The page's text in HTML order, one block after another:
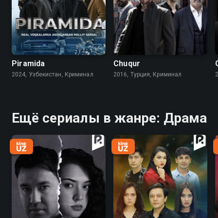
Piramida
2024, Узбекистан, Криминал
Chuqur
2016, Турция, Криминал
Ещё сериалы в жанре: Драма